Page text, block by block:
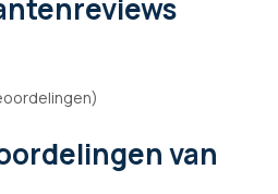
van